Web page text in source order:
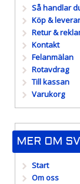
Så handlar
Köp &
Retur &
Kontakt
Felanmälan
Rotavdrag
Till kassan
Varukorg
MER OM
Start
Om oss